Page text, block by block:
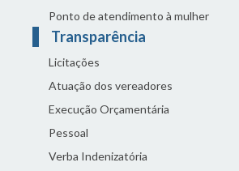
Ponto de atendimento à mulher
Transparência
Licitações
Atuação dos vereadores
Execução Orçamentária
Pessoal
Verba Indenizatória